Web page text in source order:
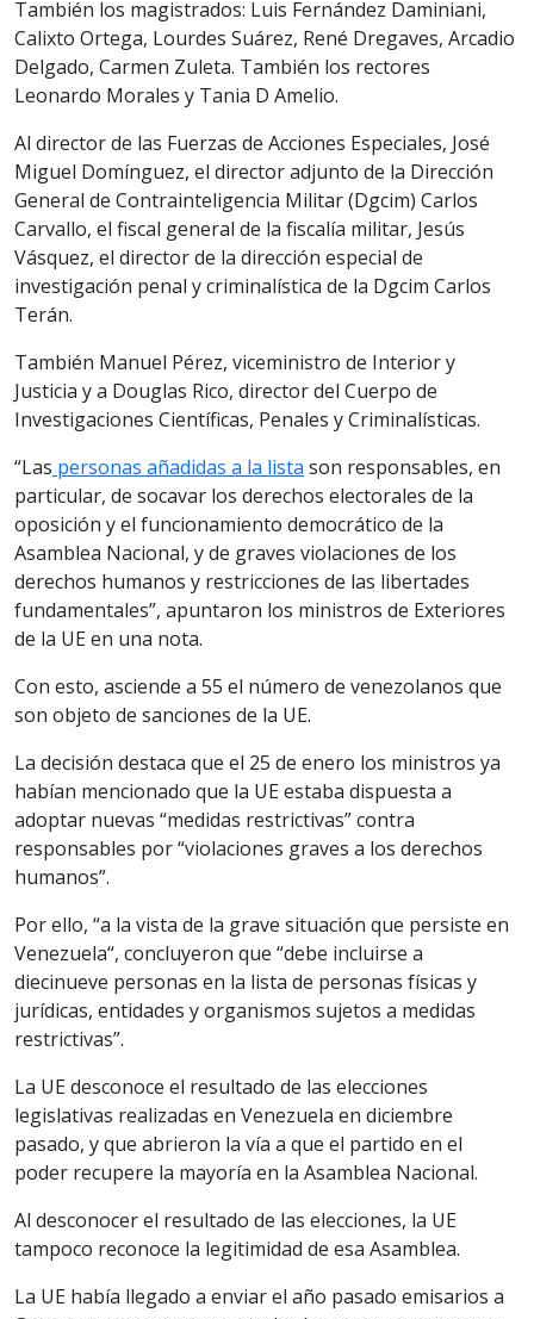
También los magistrados: Luis Fernández Daminiani,
Calixto Ortega, Lourdes Suárez, René Dregaves, Arcadio
Delgado, Carmen Zuleta. También los rectores
Leonardo Morales y Tania D Amelio.
Al director de las Fuerzas de Acciones Especiales, José
Miguel Domínguez, el director adjunto de la Dirección
General de Contrainteligencia Militar (Dgcim) Carlos
Carvallo, el fiscal general de la fiscalía militar, Jesús
Vásquez, el director de la dirección especial de
investigación penal y criminalística de la Dgcim Carlos
Terán.
También Manuel Pérez, viceministro de Interior y
Justicia y a Douglas Rico, director del Cuerpo de
Investigaciones Científicas, Penales y Criminalísticas.
“Las personas añadidas a la lista son responsables, en
particular, de socavar los derechos electorales de la
oposición y el funcionamiento democrático de la
Asamblea Nacional, y de graves violaciones de los
derechos humanos y restricciones de las libertades
fundamentales”, apuntaron los ministros de Exteriores
de la UE en una nota.
Con esto, asciende a 55 el número de venezolanos que
son objeto de sanciones de la UE.
La decisión destaca que el 25 de enero los ministros ya
habían mencionado que la UE estaba dispuesta a
adoptar nuevas “medidas restrictivas” contra
responsables por “violaciones graves a los derechos
humanos”.
Por ello, “a la vista de la grave situación que persiste en
Venezuela“, concluyeron que “debe incluirse a
diecinueve personas en la lista de personas físicas y
jurídicas, entidades y organismos sujetos a medidas
restrictivas”.
La UE desconoce el resultado de las elecciones
legislativas realizadas en Venezuela en diciembre
pasado, y que abrieron la vía a que el partido en el
poder recupere la mayoría en la Asamblea Nacional.
Al desconocer el resultado de las elecciones, la UE
tampoco reconoce la legitimidad de esa Asamblea.
La UE había llegado a enviar el año pasado emisarios a